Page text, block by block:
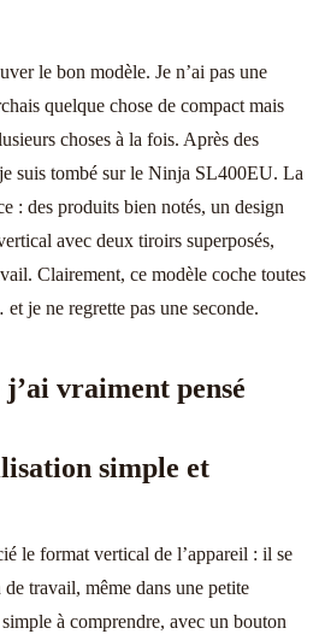
le bon modèle. Je n’ai pas une
quelque chose de compact mais
choses à la fois. Après des
suis tombé sur le Ninja SL400EU. La
: des produits bien notés, un design
avec deux tiroirs superposés,
Clairement, ce modèle coche toutes
je ne regrette pas une seconde.
vraiment pensé
simple et
le format vertical de l’appareil : il se
travail, même dans une petite
à comprendre, avec un bouton